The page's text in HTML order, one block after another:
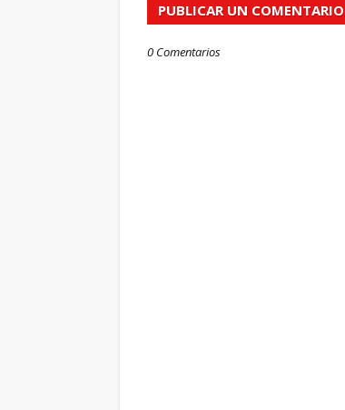
PUBLICAR UN COMENTARIO
0 Comentarios